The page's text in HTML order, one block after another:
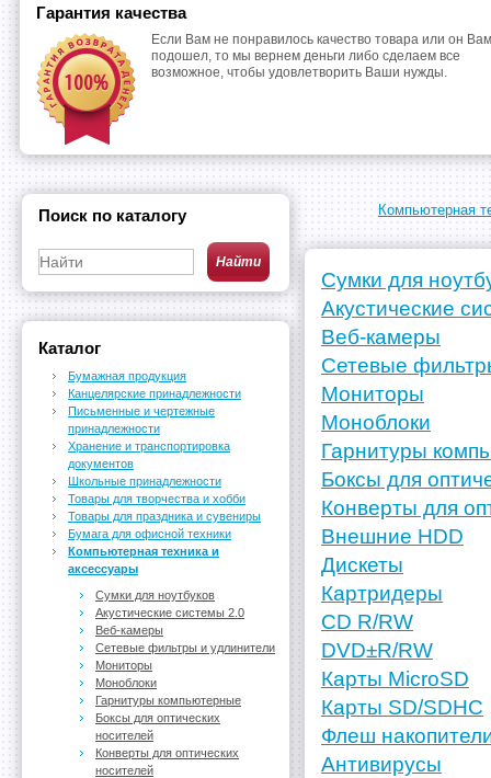
Гарантия качества
Если Вам не понравилось качество товара или он
подошел, то мы вернем деньги либо сделаем все
возможное, чтобы удовлетворить Ваши нужды.
Компьютерная
Сумки для
Акустические
Веб-камеры
Сетевые
Мониторы
Моноблоки
Гарнитуры
Боксы для
Конверты для
Внешние HDD
Дискеты
Картридеры
CD R/RW
DVD±R/RW
Карты MicroSD
Карты SD/SDHC
Флеш
Антивирусы
Поиск по каталогу
Каталог
Бумажная продукция
Канцелярские принадлежности
Письменные и чертежные
принадлежности
Хранение и транспортировка
документов
Школьные принадлежности
Товары для творчества и хобби
Товары для праздника и сувениры
Бумага для офисной техники
Компьютерная техника и
аксессуары
Сумки для ноутбуков
Акустические системы 2.0
Веб-камеры
Сетевые фильтры и удлинители
Мониторы
Моноблоки
Гарнитуры компьютерные
Боксы для оптических
носителей
Конверты для оптических
носителей